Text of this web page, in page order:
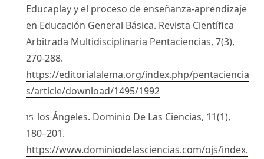
Educaplay y el proceso de enseñanza-aprendizaje
en Educación General Básica. Revista Científica
Arbitrada Multidisciplinaria Pentaciencias, 7(3),
270-288.
https://editorialalema.org/index.php/pentaciencia
s/article/download/1495/1992
los Ángeles. Dominio De Las Ciencias, 11(1),
180–201.
https://www.dominiodelasciencias.com/ojs/index.